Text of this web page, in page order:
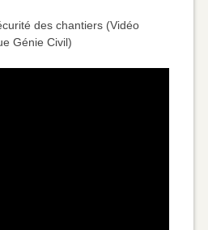
des chantiers (Vidéo
Génie Civil)